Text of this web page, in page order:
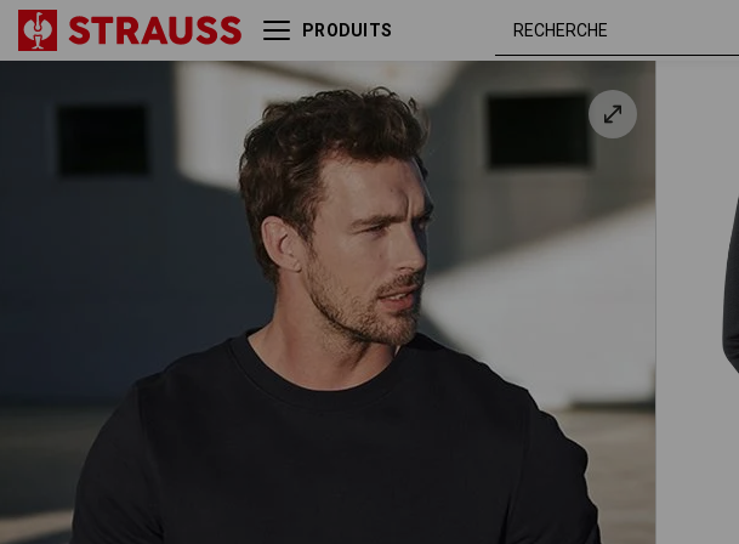
PRODUITS
e.s. Sweatshirt poly cotton noir XS